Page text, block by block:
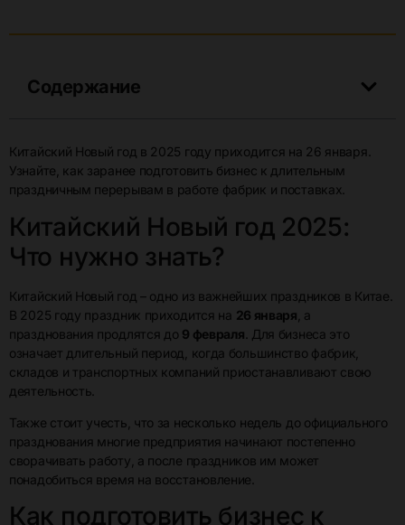
Содержание
Китайский Новый год в 2025 году приходится на 26 января.
Узнайте, как заранее подготовить бизнес к длительным
праздничным перерывам в работе фабрик и поставках.
Китайский Новый год 2025:
Что нужно знать?
Китайский Новый год – одно из важнейших праздников в Китае.
В 2025 году праздник приходится на 26 января , а
празднования продлятся до 9 февраля . Для бизнеса это
означает длительный период, когда большинство фабрик,
складов и транспортных компаний приостанавливают свою
деятельность.
Также стоит учесть, что за несколько недель до официального
празднования многие предприятия начинают постепенно
сворачивать работу, а после праздников им может
понадобиться время на восстановление.
Как подготовить бизнес к